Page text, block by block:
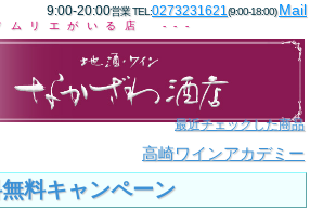
9:00-20:00営業 TEL:0273231621(9:00-18:00)Mail
リエがいる店 ---
最近チェックした商品
高崎ワインアカデミー
料キャンペーン